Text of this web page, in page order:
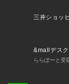
三井ショッ
&mallデスク
ららぽーと受